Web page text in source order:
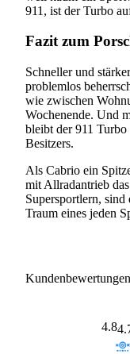
911, ist der Turbo
Fazit zum
Schneller und
problemlos
wie zwischen
Wochenende. Und
bleibt der 911
Besitzers.
Als Cabrio ein
mit Allradantrieb
Supersportlern,
Traum eines jeden
Kundenbewertungen
4.8